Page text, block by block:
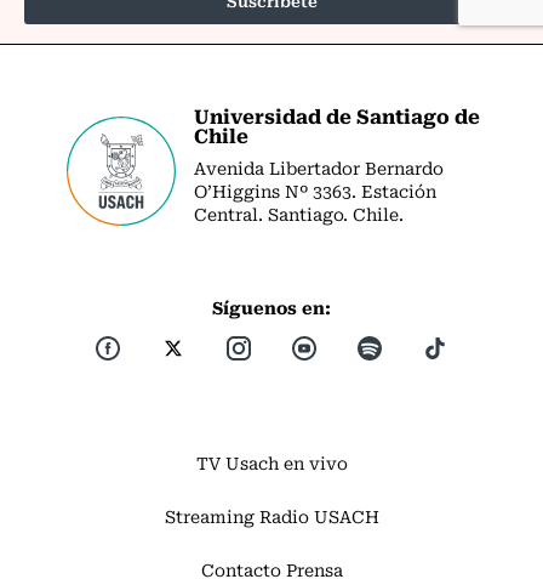
Universidad de Santiago de
Chile
Avenida Libertador Bernardo
O’Higgins Nº 3363. Estación
Central. Santiago. Chile.
Síguenos en:
TV Usach en vivo
Streaming Radio USACH
Contacto Prensa